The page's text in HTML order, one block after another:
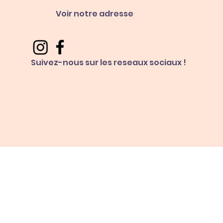
Voir notre adresse
Suivez-nous sur les reseaux sociaux !